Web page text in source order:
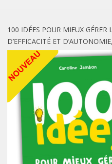
100 IDÉES POUR MIEUX GÉRER
D’EFFICACITÉ ET